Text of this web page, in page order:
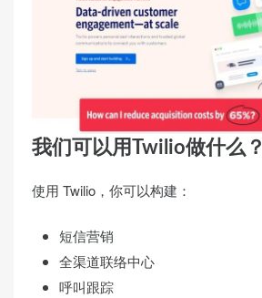
我们可以用Twilio做什么？
使用 Twilio，你可以构建：
短信营销
全渠道联络中心
呼叫跟踪